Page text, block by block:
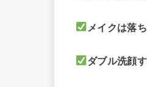
メイクは落
ダブル洗顔